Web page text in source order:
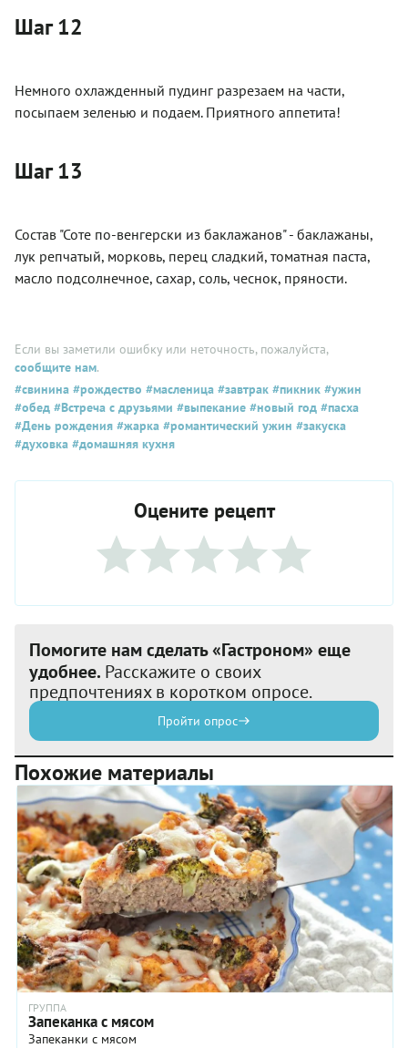
Шаг 12
Немного охлажденный пудинг разрезаем на части,
посыпаем зеленью и подаем. Приятного аппетита!
Шаг 13
Состав "Соте по-венгерски из баклажанов" - баклажаны,
лук репчатый, морковь, перец сладкий, томатная паста,
масло подсолнечное, сахар, соль, чеснок, пряности.
Если вы заметили ошибку или неточность, пожалуйста,
сообщите нам.
#свинина #рождество #масленица #завтрак #пикник #ужин
#обед #Встреча с друзьями #выпекание #новый год #пасха
#День рождения #жарка #романтический ужин #закуска
#духовка #домашняя кухня
Оцените рецепт
Помогите нам сделать «Гастроном» еще
удобнее. Расскажите о своих
предпочтениях в коротком опросе.
Пройти опрос
Похожие материалы
ГРУППА
Запеканка с мясом
Запеканки с мясом